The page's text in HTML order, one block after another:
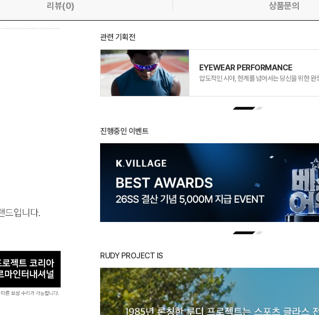
리뷰(0) 상품문의
관련 기획전
EYEWEAR PERFORMANCE
압도적인 시야, 한계를 넘어서는 당신을 위한 완
진행중인 이벤트
RUDY PROJECT IS